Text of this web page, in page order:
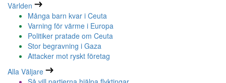
Världen
Många barn kvar i Ceuta
Varning för värme i Europa
Politiker pratade om Ceuta
Stor begravning i Gaza
Attacker mot ryskt företag
Alla Väljare